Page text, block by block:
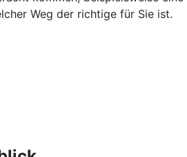
Weg der richtige für Sie ist.